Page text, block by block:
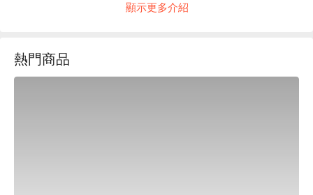
光」。店內氣氛輕鬆愜意，您可以在爵士樂的伴奏下享用美
牛，口感濃鬱。您可以從刺身、烤肉、燉菜等各種角度享用優
質肉類。我們提供將新鮮魚類和蔬菜與廚師的創意相結合的時
顯示更多介紹
熱門商品